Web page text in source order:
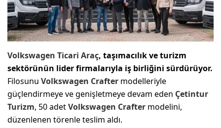
Volkswagen Ticari Araç, taşımacılık ve turizm
sektörünün lider firmalarıyla iş birliğini sürdürüyor.
Filosunu Volkswagen Crafter modelleriyle
güçlendirmeye ve genişletmeye devam eden Çetintur
Turizm, 50 adetVolkswagen Crafter modelini,
düzenlenen törenle teslim aldı.